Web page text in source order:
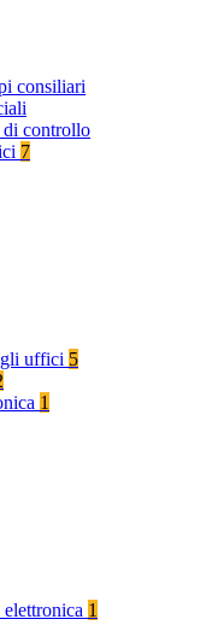
consiliari
controllo
7
uffici 5
1
1